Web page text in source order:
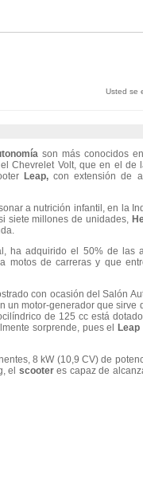
Usted se
son más conocidos
Chevrelet Volt, que en el de
Leap, con extensión de
a nutrición infantil, en la
siete millones de unidades,
ha adquirido el 50% de las
motos de carreras y que
con ocasión del Salón
un motor-generador que sirve
de 125 cc está
sorprende, pues el
Leap
8 kW (10,9 CV) de
el scooteres capaz de